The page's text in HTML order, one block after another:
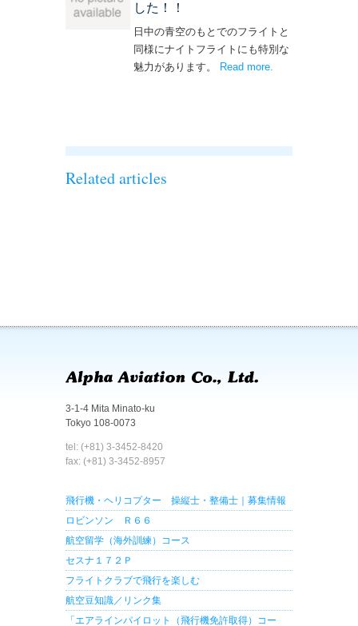
した！！
日中の青空のもとでのフライトと
同様にナイトフライトにも特別な
魅力があります。
Read more
Related articles
3-1-4 Mita Minato-ku
Tokyo 108-0073
tel: (+81) 3-3452-8420
fax: (+81) 3-3452-8957
飛行機・ヘリコプター 操縦士・整備士｜募集情報
ロビンソン Ｒ６６
航空留学（海外訓練）コース
セスナ１７２Ｐ
フライトクラブで飛行を楽しむ
航空豆知識／リンク集
「エアラインパイロット（飛行機免許取得）コー